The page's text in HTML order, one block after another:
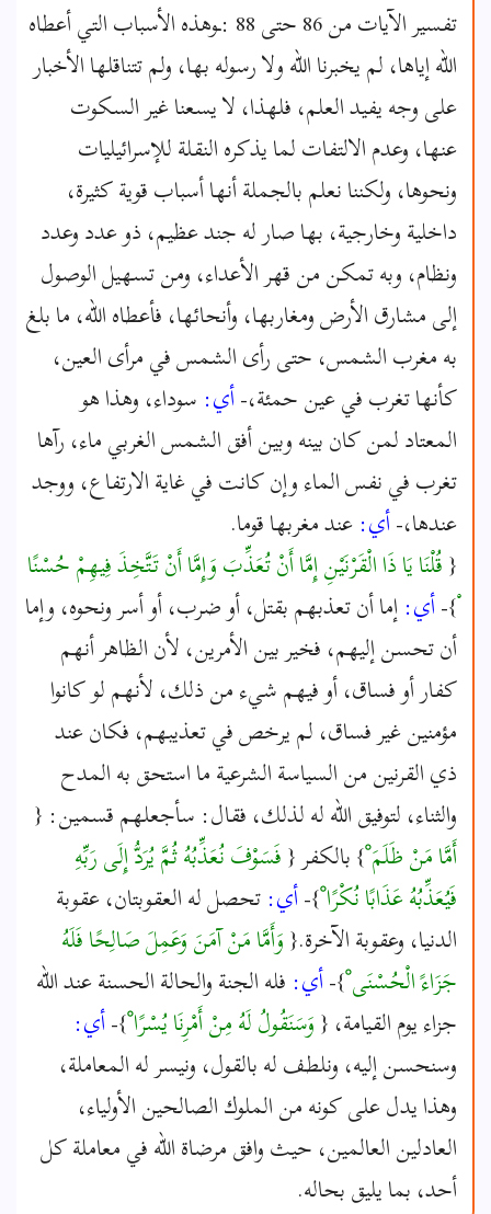
تفسير الآيات من 86 حتى 88 :ـوهذه الأسباب التي أعطاه
الله إياها، لم يخبرنا الله ولا رسوله بها، ولم تتناقلها الأخبار
على وجه يفيد العلم، فلهذا، لا يسعنا غير السكوت
عنها، وعدم الالتفات لما يذكره النقلة للإسرائيليات
ونحوها، ولكننا نعلم بالجملة أنها أسباب قوية كثيرة،
داخلية وخارجية، بها صار له جند عظيم، ذو عدد وعدد
ونظام، وبه تمكن من قهر الأعداء، ومن تسهيل الوصول
إلى مشارق الأرض ومغاربها، وأنحائها، فأعطاه الله، ما بلغ
به مغرب الشمس، حتى رأى الشمس في مرأى العين،
كأنها تغرب في عين حمئة،-أي: سوداء، وهذا هو
المعتاد لمن كان بينه وبين أفق الشمس الغربي ماء، رآها
تغرب في نفس الماء وإن كانت في غاية الارتفاع، ووجد
عندها،-أي:عند مغربها قوما.
{قُلْنَا يَا ذَا الْقَرْنَيْنِ إِمَّا أَنْ تُعَذِّبَ وَإِمَّا أَنْ تَتَّخِذَ فِيهِمْ حُسْنًا
}-أي: إما أن تعذبهم بقتل، أو ضرب، أو أسر ونحوه، وإما
أن تحسن إليهم، فخير بين الأمرين، لأن الظاهر أنهم
كفار أو فساق، أو فيهم شيء من ذلك، لأنهم لو كانوا
مؤمنين غير فساق، لم يرخص في تعذيبهم، فكان عند
ذي القرنين من السياسة الشرعية ما استحق به المدح
والثناء، لتوفيق الله له لذلك، فقال: سأجعلهم قسمين: {
أَمَّا مَنْ ظَلَمَ ْ} بالكفر {فَسَوْفَ نُعَذِّبُهُ ثُمَّ يُرَدُّ إِلَى رَبِّهِ
فَيُعَذِّبُهُ عَذَابًا نُكْرًا ْ}-أي:تحصل له العقوبتان، عقوبة
الدنيا، وعقوبة الآخرة.{وَأَمَّا مَنْ آمَنَ وَعَمِلَ صَالِحًا فَلَهُ
جَزَاءً الْحُسْنَى ْ}-أي: فله الجنة والحالة الحسنة عند الله
جزاء يوم القيامة، {وَسَنَقُولُ لَهُ مِنْ أَمْرِنَا يُسْرًا ْ}-أي:
وسنحسن إليه، ونلطف له بالقول، ونيسر له المعاملة،
وهذا يدل على كونه من الملوك الصالحين الأولياء،
العادلين العالمين، حيث وافق مرضاة الله في معاملة كل
أحد، بما يليق بحاله.